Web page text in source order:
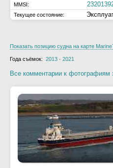
MMSI:
Текущее состояние:
Показать позицию судна на карте
Года съёмок: 2013 · 2021
Все комментарии к фотографиям